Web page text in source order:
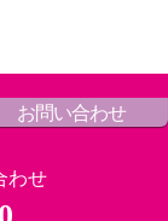
お問い合わせ
わせ